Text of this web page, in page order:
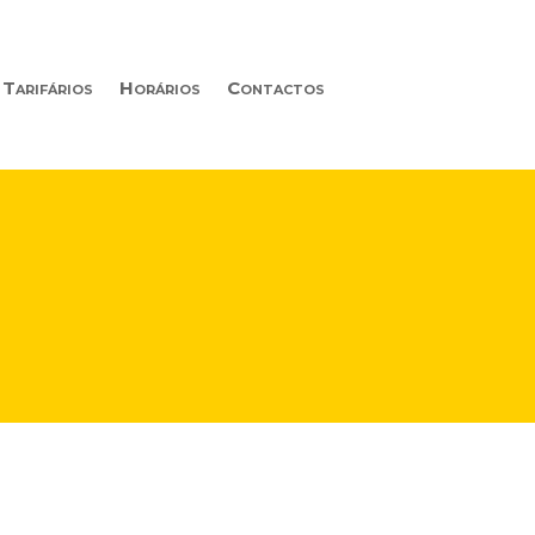
Tarifários Horários Contactos